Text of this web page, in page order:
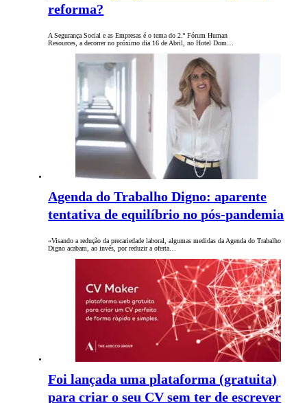
reforma?
A Segurança Social e as Empresas é o tema do 2.º Fórum Human
Resources, a decorrer no próximo dia 16 de Abril, no Hotel Dom…
Agenda do Trabalho Digno: aparente
tentativa de equilíbrio no pós-pandemia
«Visando a redução da precariedade laboral, algumas medidas da Agenda do Trabalho
Digno acabam, ao invés, por reduzir a oferta…
Foi lançada uma plataforma (gratuita)
para criar o seu CV sem ter de escrever